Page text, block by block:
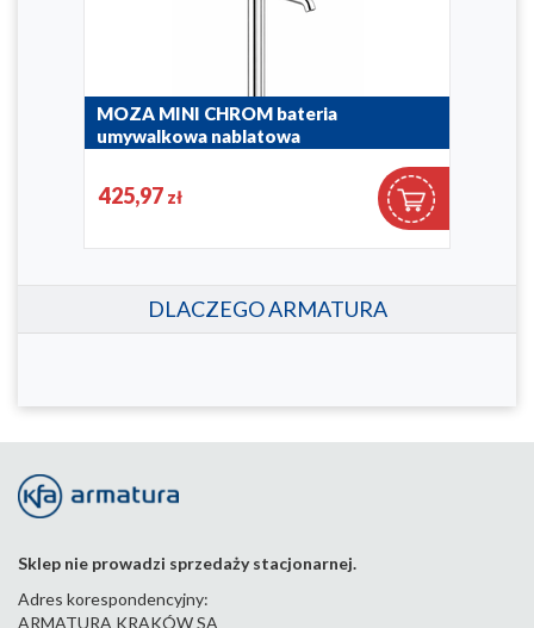
MOZA MINI CHROM bateria
umywalkowa nablatowa
425,97 zł
DLACZEGO ARMATURA
Sklep nie prowadzi sprzedaży stacjonarnej.
Adres korespondencyjny:
ARMATURA KRAKÓW SA